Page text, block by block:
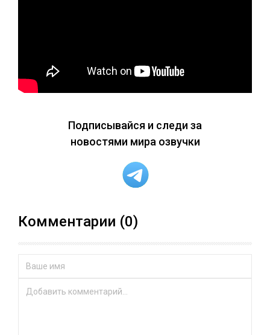
Подписывайся и следи за
новостями мира озвучки
Комментарии (0)